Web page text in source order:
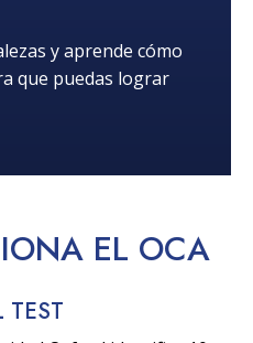
y aprende cómo
que puedas lograr
EL OCA
TEST